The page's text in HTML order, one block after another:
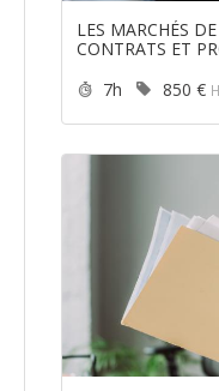
LES MARCHÉS
CONTRATS ET
Durée :
7h Prix :
850 €